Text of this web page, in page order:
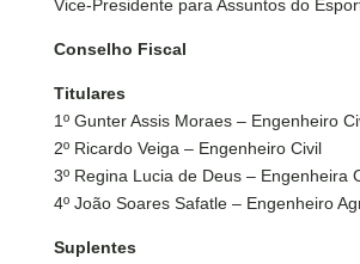
Vice-Presidente para Assuntos do
Conselho Fiscal
Titulares
1º Gunter Assis Moraes – Engenheiro
2º Ricardo Veiga – Engenheiro Civil
3º Regina Lucia de Deus – Engenheira
4º João Soares Safatle – Engenheiro
Suplentes